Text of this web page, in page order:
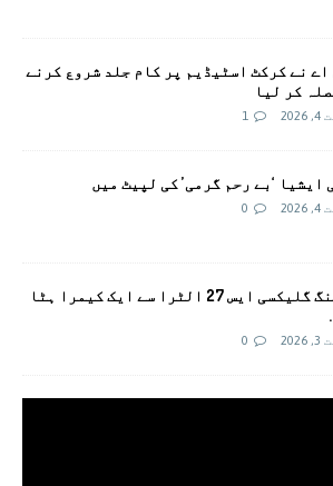
اے نے کرکٹ اسٹیڈیم پر کام جلد شروع کرنے
کر لیا
1
ایشیا ‘بے رحم گرمی’ کی لپیٹ میں
0
سام سنگ گلیکسی ایس 27 الٹرا سے ایک کیمرا ہٹا
0